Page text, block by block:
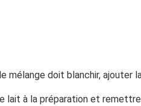
doit blanchir, ajouter
lait à la préparation et